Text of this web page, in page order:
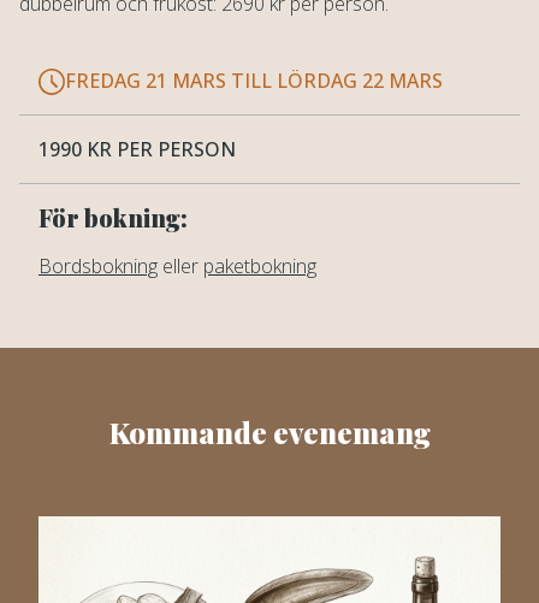
FREDAG 21 MARS TILL LÖRDAG 22 MARS
1990 KR PER PERSON
För bokning:
Bordsbokning eller paketbokning
Kommande evenemang